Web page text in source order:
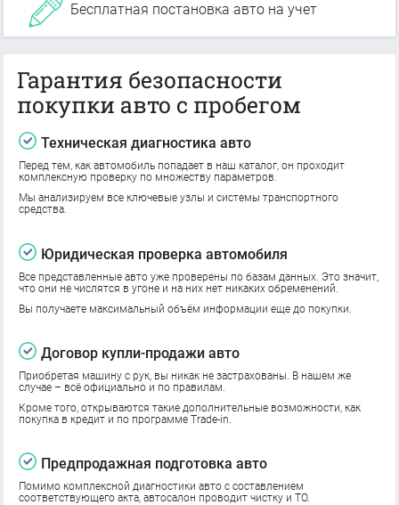
Бесплатная постановка авто на учет
Гарантия безопасности
покупки авто с пробегом
Техническая диагностика авто
Перед тем, как автомобиль попадает в наш каталог, он проходит
комплексную проверку по множеству параметров.
Мы анализируем все ключевые узлы и системы транспортного
средства.
Юридическая проверка автомобиля
Все представленные авто уже проверены по базам данных. Это значит,
что они не числятся в угоне и на них нет никаких обременений.
Вы получаете максимальный объём информации еще до покупки.
Договор купли-продажи авто
Приобретая машину с рук, вы никак не застрахованы. В нашем же
случае – всё официально и по правилам.
Кроме того, открываются такие дополнительные возможности, как
покупка в кредит и по программе Trade-in.
Предпродажная подготовка авто
Помимо комплексной диагностики авто с составлением
соответствующего акта, автосалон проводит чистку и ТО.